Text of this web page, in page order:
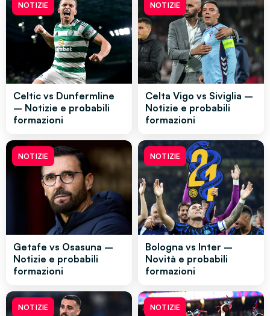
NOTIZIE
Celtic vs Dunfermline
– Notizie e probabili
formazioni
NOTIZIE
Celta Vigo vs Siviglia –
Notizie e probabili
formazioni
NOTIZIE
Getafe vs Osasuna –
Notizie e probabili
formazioni
NOTIZIE
Bologna vs Inter –
Novità e probabili
formazioni
NOTIZIE NOTIZIE